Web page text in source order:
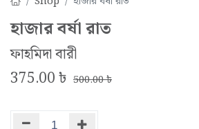
হাজার বর্ষা রাত
ফাহমিদা বারী
375.00৳ 500.00৳